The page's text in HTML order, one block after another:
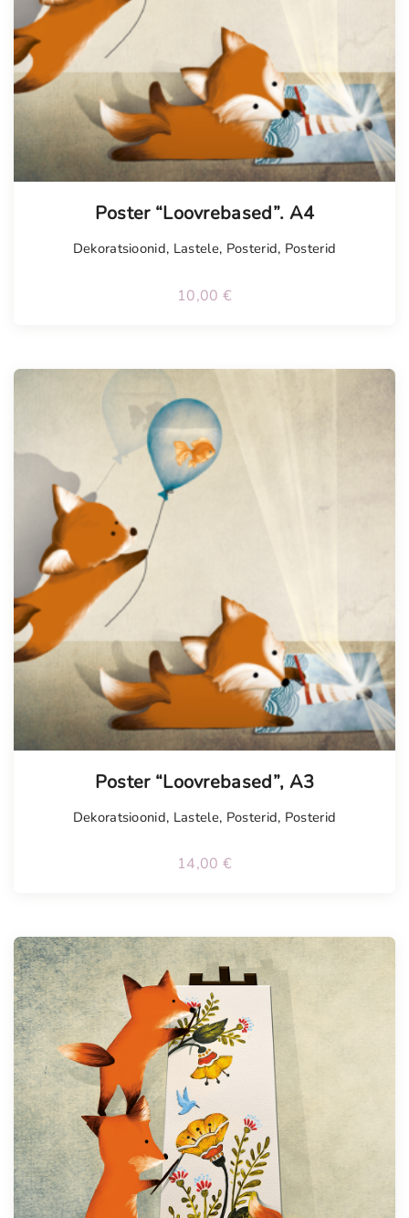
Poster “Loovrebased”. A4
Dekoratsioonid, Lastele, Posterid, Posterid
10,00 €
Poster “Loovrebased”, A3
Dekoratsioonid, Lastele, Posterid, Posterid
14,00 €